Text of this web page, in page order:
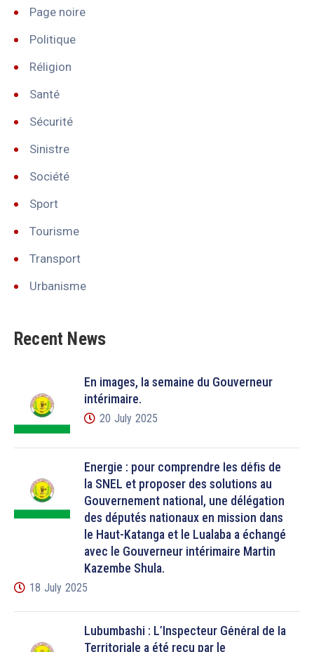
Page noire
Politique
Réligion
Santé
Sécurité
Sinistre
Société
Sport
Tourisme
Transport
Urbanisme
Recent News
En images, la semaine du Gouverneur
intérimaire.
20 July 2025
Énergie : pour comprendre les défis de
la SNEL et proposer des solutions au
Gouvernement national, une délégation
des députés nationaux en mission dans
le Haut-Katanga et le Lualaba a échangé
avec le Gouverneur intérimaire Martin
Kazembe Shula.
18 July 2025
Lubumbashi : L’Inspecteur Général de la
Territoriale a été reçu par le